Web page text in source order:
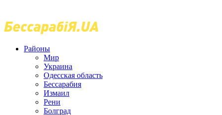
Районы
Мир
Украина
Одесская область
Бессарабия
Измаил
Рени
Болград